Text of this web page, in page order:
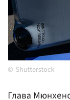
Shutterstock
Глава